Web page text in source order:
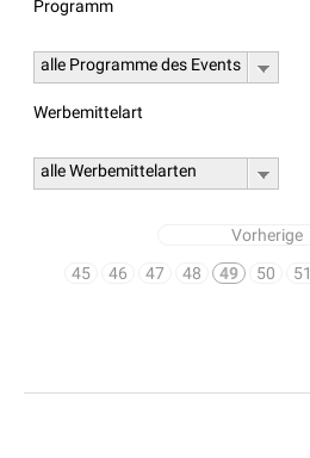
Programm
alle Programme des Events
Werbemittelart
alle Werbemittelarten
Vorherige
45
46 47 48 49 50 51